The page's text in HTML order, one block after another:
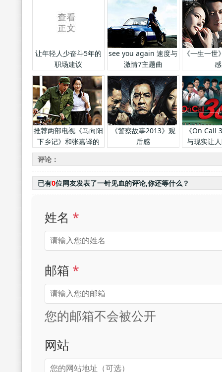
让年轻人少奋斗5年的
职场建议
see you again 速度与
激情7主题曲
《一生一
感
推荐两部电视《马向阳
下乡记》和张嘉译的
《爷们儿》
《警察故事2013》观
后感
《On Call
与现实让
评论：
已有0位网友发表了一针见血的评论,你还等什么？
姓名 *
邮箱 *
您的邮箱不会被公开
网站